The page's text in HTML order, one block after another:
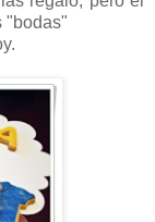
"bodas"